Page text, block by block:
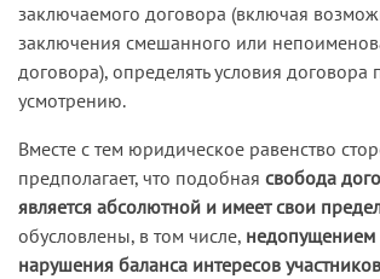
заключаемого договора (включая
заключения смешанного или
договора), определять условия договора
усмотрению.
Вместе с тем юридическое равенство
предполагает, что подобная свобода
является абсолютной и имеет свои
обусловлены, в том числе, недопущением
нарушения баланса интересов участников